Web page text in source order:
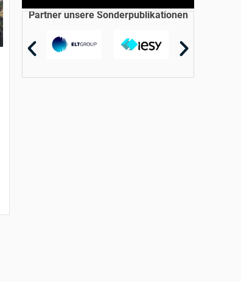
Partner unsere Sonderpublikationen